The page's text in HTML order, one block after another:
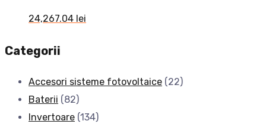
24,267.04 lei
Categorii
Accesori sisteme fotovoltaice (22)
Baterii (82)
Invertoare (134)